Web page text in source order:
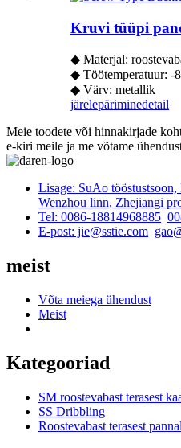
Kruvi tüüpi
◆ Materjal:
◆ Töötemperatuur:
◆ Värv: metallik
järelepäriminedetail
Meie toodete või hinnakirjade
e-kiri meile ja me võtame
Lisage: SuAo
Wenzhou linn, Zhejiangi
Tel: 0086-18814968885
E-post: jie@sstie.com
meist
Võta meiega ühendust
Meist
Kategooriad
SM roostevabast terasest
SS Dribbling
Roostevabast terasest pannal